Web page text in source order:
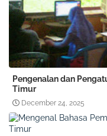
Pengenalan dan
Timur
December 24, 2025